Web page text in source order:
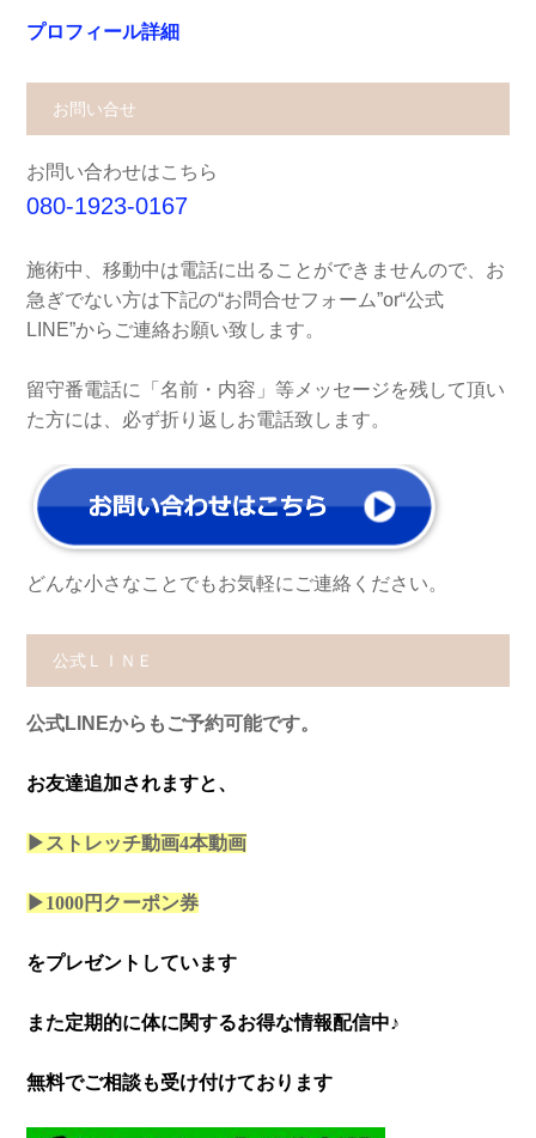
プロフィール詳細
お問い合せ
お問い合わせはこちら
080-1923-0167
施術中、移動中は電話に出ることができませんので、お
急ぎでない方は下記の“お問合せフォーム”or“公式
LINE”からご連絡お願い致します。
留守番電話に「名前・内容」等メッセージを残して頂い
た方には、必ず折り返しお電話致します。
どんな小さなことでもお気軽にご連絡ください。
公式ＬＩＮＥ
公式LINEからもご予約可能です。
お友達追加されますと、
▶ストレッチ動画4本動画
▶1000円クーポン券
をプレゼントしています
また定期的に体に関するお得な情報配信中♪
無料でご相談も受け付けております